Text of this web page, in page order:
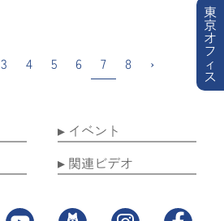
3 4 5 6 7 8 ›
イベント
関連ビデオ
東
京
オ
フ
ィ
ス